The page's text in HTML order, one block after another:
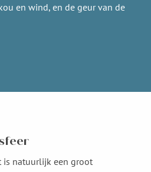
en wind, en de geur van de
is natuurlijk een groot